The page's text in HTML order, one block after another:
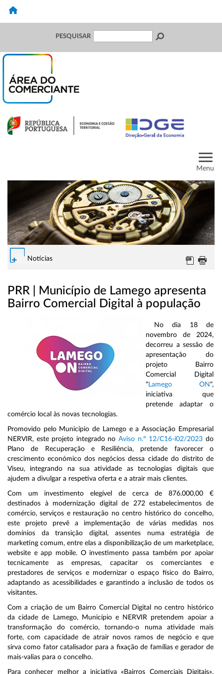
PESQUISAR
Menu
Notícias
PRR | Município de Lamego apresenta
Bairro Comercial Digital à população
No dia 18 de
novembro de 2024,
decorreu a sessão de
apresentação do
projeto Bairro
Comercial Digital
"Lamego ON",
iniciativa que
pretende adaptar o
comércio local às novas tecnologias.
Promovido pelo Município de Lamego e a Associação Empresarial
NERVIR, este projeto integrado noAviso n.º 12/C16-i02/2023 do
Plano de Recuperação e Resiliência, pretende favorecer o
crescimento económico dos negócios dessa cidade do distrito de
Viseu, integrando na sua atividade as tecnologias digitais que
ajudem a divulgar a respetiva oferta e a atrair mais clientes.
Com um investimento elegível de cerca de 876.000,00 €
destinados à modernização digital de 272 estabelecimentos de
comércio, serviços e restauração no centro histórico do concelho,
este projeto prevê a implementação de várias medidas nos
domínios da transição digital, assentes numa estratégia de
marketing comum, entre elas a disponibilização de um marketplace,
website e app mobile. O investimento passa também por apoiar
tecnicamente as empresas, capacitar os comerciantes e
prestadores de serviços e modernizar o espaço físico do Bairro,
adaptando as acessibilidades e garantindo a inclusão de todos os
visitantes.
Com a criação de um Bairro Comercial Digital no centro histórico
da cidade de Lamego, Município e NERVIR pretendem apoiar a
transformação do comércio, tornando-o numa atividade mais
forte, com capacidade de atrair novos ramos de negócio e que
sirva como fator catalisador para a fixação de famílias e gerador de
mais-valias para o concelho.
Para conhecer melhor a iniciativa «Bairros Comerciais Digitais»,